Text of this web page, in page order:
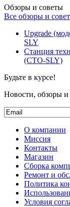
Обзоры и советы
Все обзоры и
Upgrade
SLY
Станция
(СТО-SLY)
Будьте в курсе!
Новости, обзоры и
О компании
Миссия
Контакты
Магазин
Сборка
Ремонт и
Политика
Условия